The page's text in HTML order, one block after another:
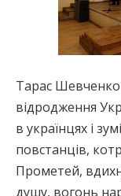
Тарас
відродження
в українцях і
повстанців,
Прометей,
душу, вогонь